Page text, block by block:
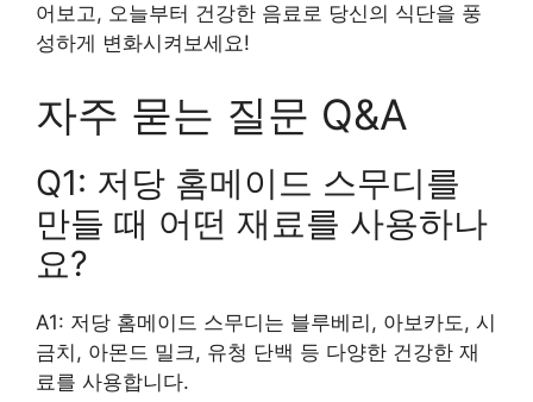
어보고, 오늘부터 건강한 음료로 당신의 식단을 풍
성하게 변화시켜보세요!
자주 묻는 질문 Q&A
Q1: 저당 홈메이드 스무디를
만들 때 어떤 재료를 사용하나
요?
A1: 저당 홈메이드 스무디는 블루베리, 아보카도, 시
금치, 아몬드 밀크, 유청 단백 등 다양한 건강한 재
료를 사용합니다.